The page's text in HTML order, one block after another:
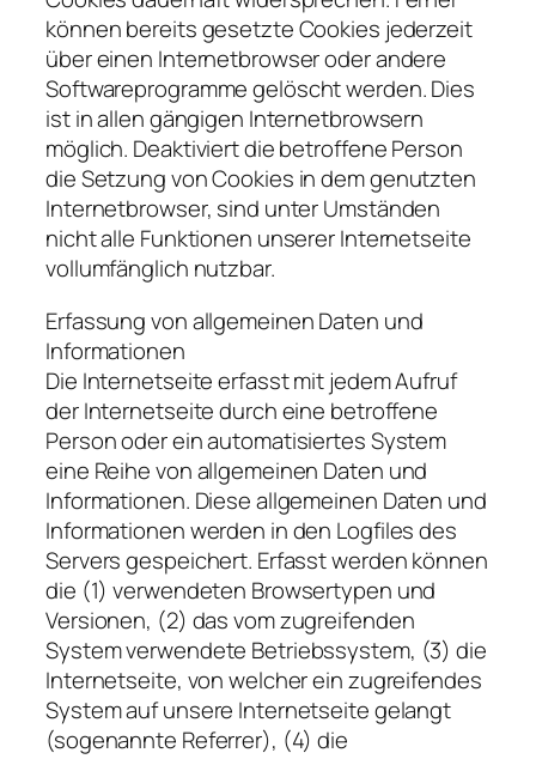
können bereits gesetzte Cookies jederzeit
über einen Internetbrowser oder andere
Softwareprogramme gelöscht werden. Dies
ist in allen gängigen Internetbrowsern
möglich. Deaktiviert die betroffene Person
die Setzung von Cookies in dem genutzten
Internetbrowser, sind unter Umständen
nicht alle Funktionen unserer Internetseite
vollumfänglich nutzbar.
Erfassung von allgemeinen Daten und
Informationen
Die Internetseite erfasst mit jedem Aufruf
der Internetseite durch eine betroffene
Person oder ein automatisiertes System
eine Reihe von allgemeinen Daten und
Informationen. Diese allgemeinen Daten und
Informationen werden in den Logfiles des
Servers gespeichert. Erfasst werden können
die (1) verwendeten Browsertypen und
Versionen, (2) das vom zugreifenden
System verwendete Betriebssystem, (3) die
Internetseite, von welcher ein zugreifendes
System auf unsere Internetseite gelangt
(sogenannte Referrer), (4) die